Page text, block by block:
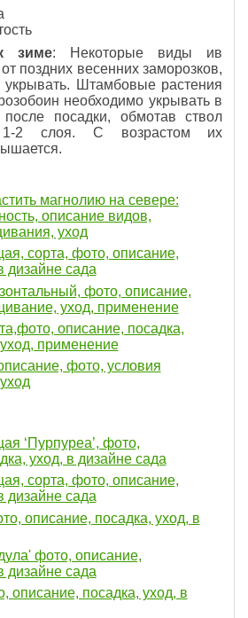
зиме: Некоторые виды ив
поздних весенних заморозков,
Штамбовые растения
необходимо укрывать в
посадки, обмотав ствол
2 слоя. С возрастом их
магнолию на севере:
описание видов,
уход
сорта, фото, описание,
дизайне сада
фото, описание,
уход, применение
описание, посадка,
применение
фото, условия
‘Пурпуреа’, фото,
уход, в дизайне сада
сорта, фото, описание,
дизайне сада
описание, посадка, уход, в
фото, описание,
дизайне сада
описание, посадка, уход, в